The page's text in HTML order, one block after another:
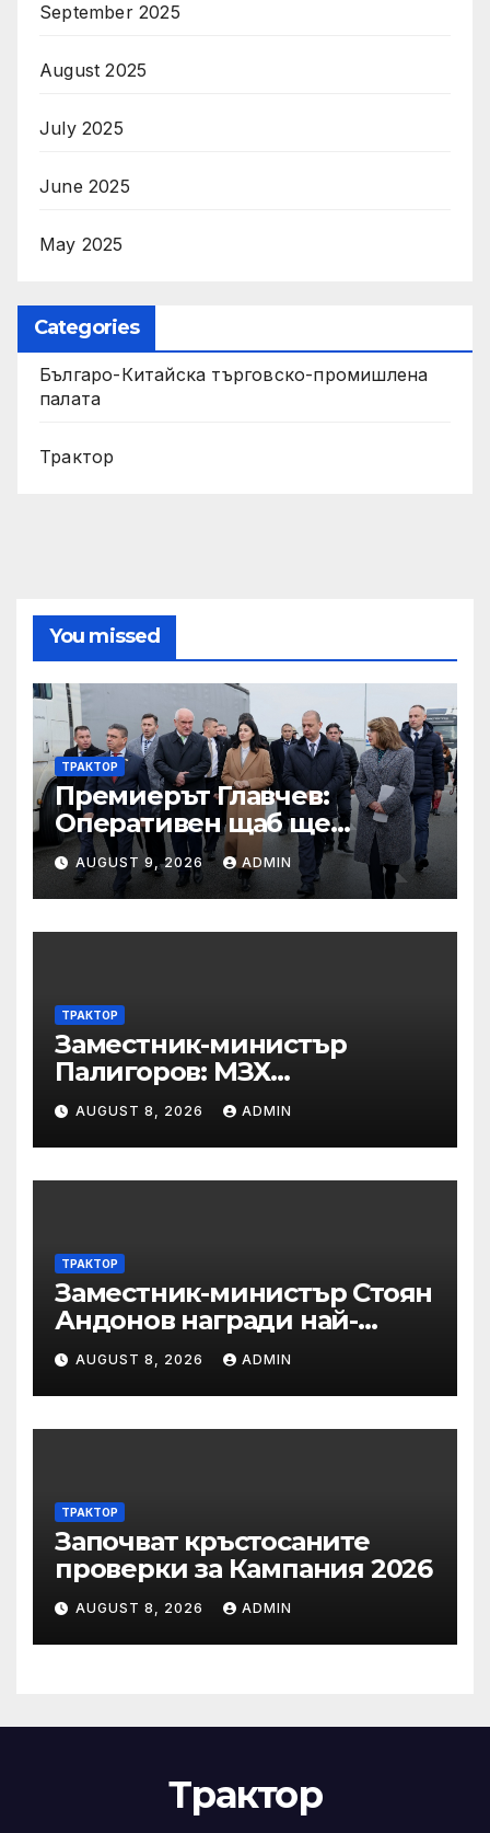
September 2025
August 2025
July 2025
June 2025
May 2025
Categories
Българо-Китайска търговско-промишлена
палата
Трактор
You missed
ТРАКТОР
Премиерът Главчев:
Оперативен щаб ще
реорганизира структурите
по границата, за да сме
готови за Шенген
AUGUST 9, 2026 ADMIN
ТРАКТОР
Заместник-министър
Палигоров: МЗХ
предприема комплекс от
мерки за възстановяване
на горите от съхненето и на
полезащитните пояси в
AUGUST 8, 2026 ADMIN
ТРАКТОР
Заместник-министър Стоян
Андонов награди най-
заслужилите спортисти на
ОСК “Левски”
AUGUST 8, 2026 ADMIN
ТРАКТОР
Започват кръстосаните
проверки за Кампания 2026
AUGUST 8, 2026 ADMIN
Трактор